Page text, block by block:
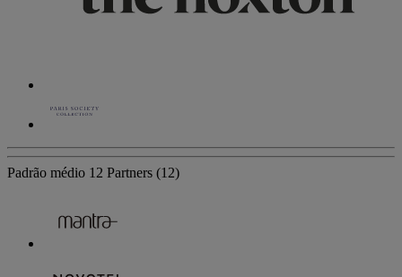
Padrão médio 12 Partners (12)